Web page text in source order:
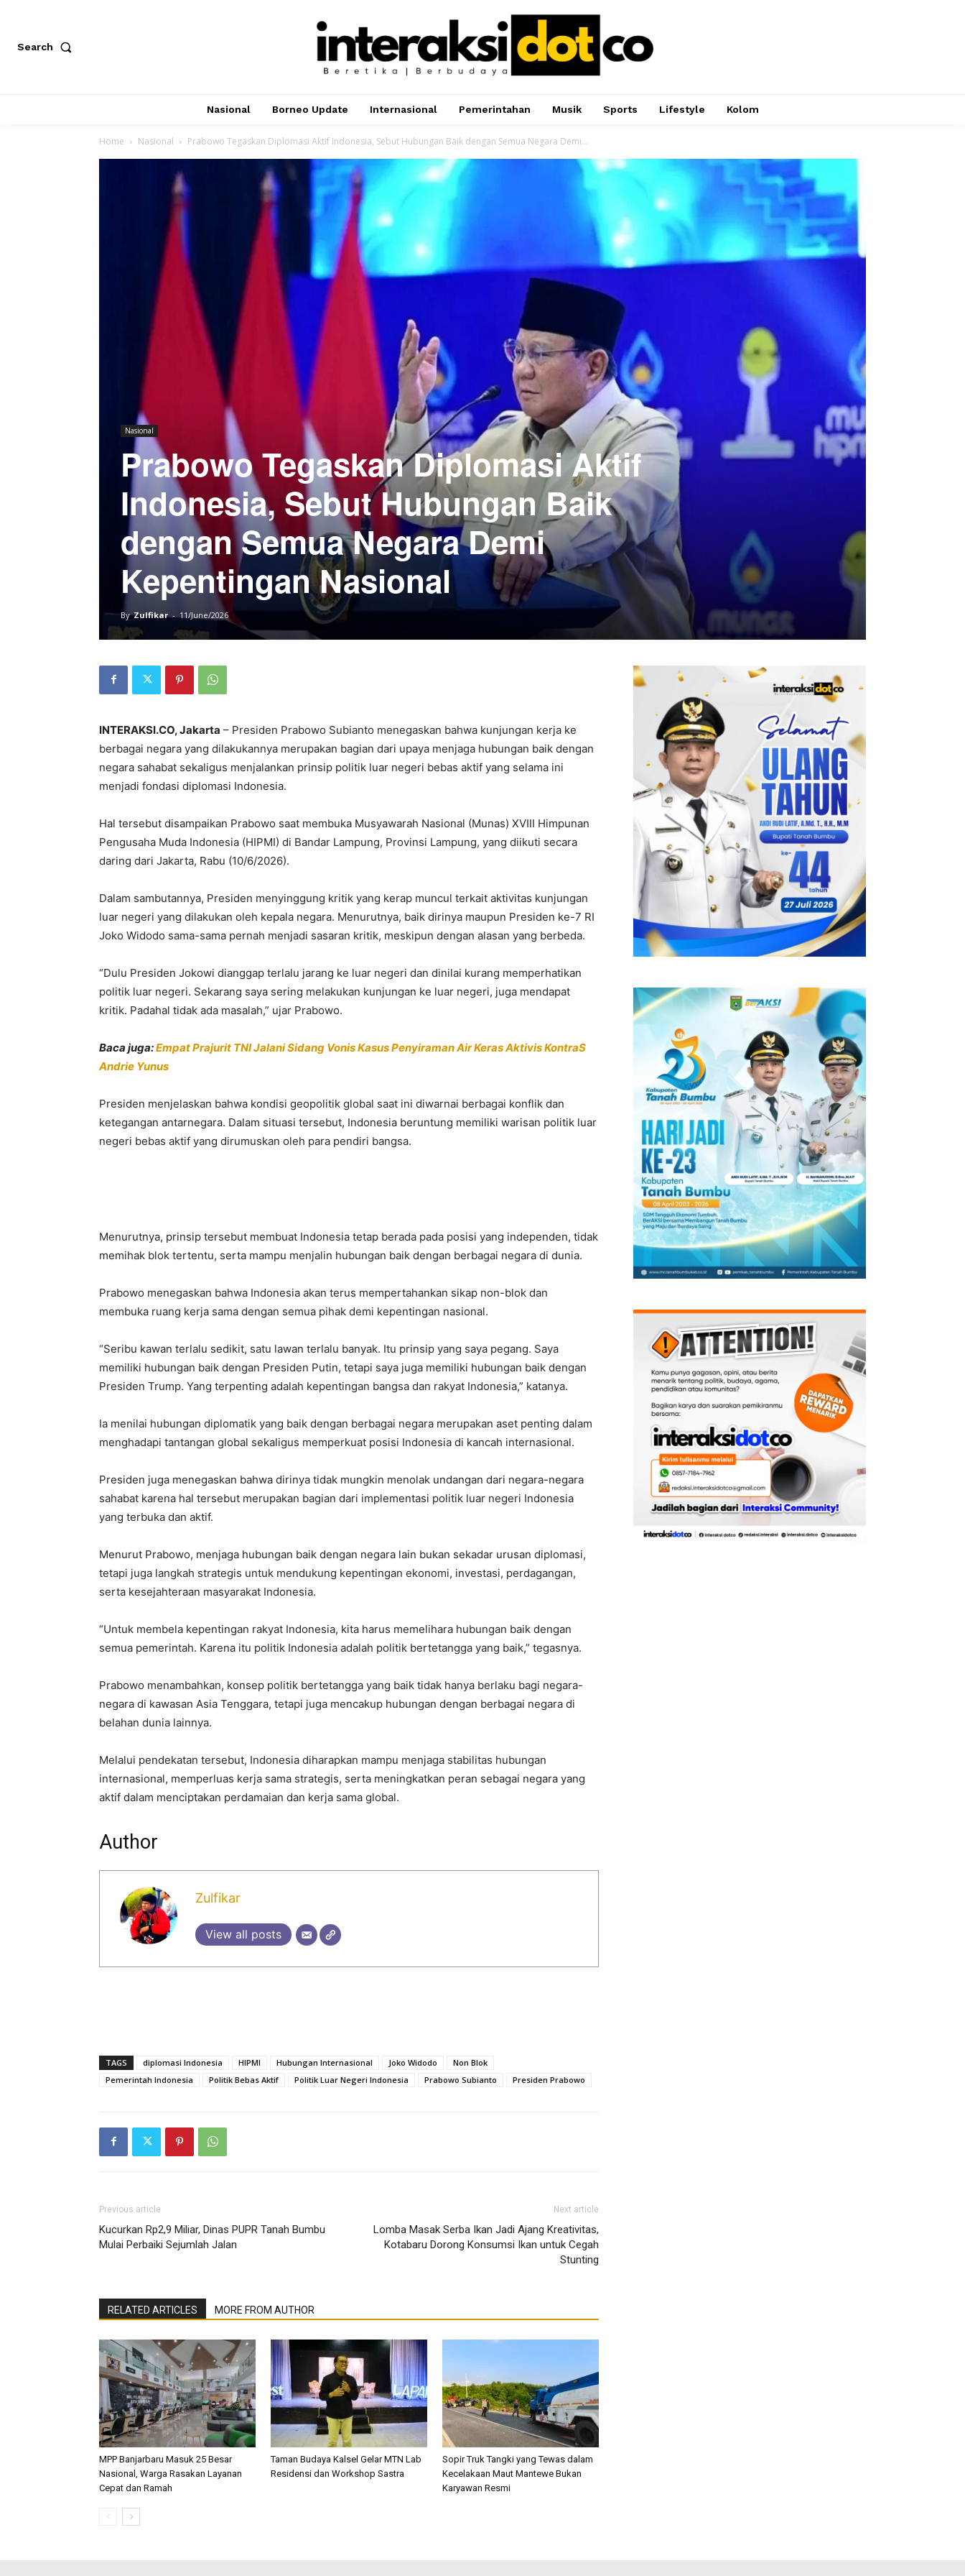
Search
Nasional Borneo Update Internasional Pemerintahan Musik Sports Lifestyle Kolom
Home Nasional Prabowo Tegaskan Diplomasi Aktif Indonesia, Sebut Hubungan Baik dengan Semua Negara Demi...
Nasional
Prabowo Tegaskan Diplomasi Aktif
Indonesia, Sebut Hubungan Baik
dengan Semua Negara Demi
Kepentingan Nasional
By Zulfikar - 11/June/2026
INTERAKSI.CO, Jakarta – Presiden Prabowo Subianto menegaskan bahwa kunjungan kerja ke
berbagai negara yang dilakukannya merupakan bagian dari upaya menjaga hubungan baik dengan
negara sahabat sekaligus menjalankan prinsip politik luar negeri bebas aktif yang selama ini
menjadi fondasi diplomasi Indonesia.
Hal tersebut disampaikan Prabowo saat membuka Musyawarah Nasional (Munas) XVIII Himpunan
Pengusaha Muda Indonesia (HIPMI) di Bandar Lampung, Provinsi Lampung, yang diikuti secara
daring dari Jakarta, Rabu (10/6/2026).
Dalam sambutannya, Presiden menyinggung kritik yang kerap muncul terkait aktivitas kunjungan
luar negeri yang dilakukan oleh kepala negara. Menurutnya, baik dirinya maupun Presiden ke-7 RI
Joko Widodo sama-sama pernah menjadi sasaran kritik, meskipun dengan alasan yang berbeda.
“Dulu Presiden Jokowi dianggap terlalu jarang ke luar negeri dan dinilai kurang memperhatikan
politik luar negeri. Sekarang saya sering melakukan kunjungan ke luar negeri, juga mendapat
kritik. Padahal tidak ada masalah,” ujar Prabowo.
Baca juga:Empat Prajurit TNI Jalani Sidang Vonis Kasus Penyiraman Air Keras Aktivis KontraS
Andrie Yunus
Presiden menjelaskan bahwa kondisi geopolitik global saat ini diwarnai berbagai konflik dan
ketegangan antarnegara. Dalam situasi tersebut, Indonesia beruntung memiliki warisan politik luar
negeri bebas aktif yang dirumuskan oleh para pendiri bangsa.
Menurutnya, prinsip tersebut membuat Indonesia tetap berada pada posisi yang independen, tidak
memihak blok tertentu, serta mampu menjalin hubungan baik dengan berbagai negara di dunia.
Prabowo menegaskan bahwa Indonesia akan terus mempertahankan sikap non-blok dan
membuka ruang kerja sama dengan semua pihak demi kepentingan nasional.
“Seribu kawan terlalu sedikit, satu lawan terlalu banyak. Itu prinsip yang saya pegang. Saya
memiliki hubungan baik dengan Presiden Putin, tetapi saya juga memiliki hubungan baik dengan
Presiden Trump. Yang terpenting adalah kepentingan bangsa dan rakyat Indonesia,” katanya.
Ia menilai hubungan diplomatik yang baik dengan berbagai negara merupakan aset penting dalam
menghadapi tantangan global sekaligus memperkuat posisi Indonesia di kancah internasional.
Presiden juga menegaskan bahwa dirinya tidak mungkin menolak undangan dari negara-negara
sahabat karena hal tersebut merupakan bagian dari implementasi politik luar negeri Indonesia
yang terbuka dan aktif.
Menurut Prabowo, menjaga hubungan baik dengan negara lain bukan sekadar urusan diplomasi,
tetapi juga langkah strategis untuk mendukung kepentingan ekonomi, investasi, perdagangan,
serta kesejahteraan masyarakat Indonesia.
“Untuk membela kepentingan rakyat Indonesia, kita harus memelihara hubungan baik dengan
semua pemerintah. Karena itu politik Indonesia adalah politik bertetangga yang baik,” tegasnya.
Prabowo menambahkan, konsep politik bertetangga yang baik tidak hanya berlaku bagi negara-
negara di kawasan Asia Tenggara, tetapi juga mencakup hubungan dengan berbagai negara di
belahan dunia lainnya.
Melalui pendekatan tersebut, Indonesia diharapkan mampu menjaga stabilitas hubungan
internasional, memperluas kerja sama strategis, serta meningkatkan peran sebagai negara yang
aktif dalam menciptakan perdamaian dan kerja sama global.
Author
Zulfikar
View all posts
TAGS diplomasi Indonesia HIPMI Hubungan Internasional Joko Widodo
Non Blok
Pemerintah Indonesia
Politik Bebas Aktif Politik Luar Negeri Indonesia Prabowo Subianto Presiden Prabowo
Previous article
Kucurkan Rp2,9 Miliar, Dinas PUPR Tanah Bumbu
Mulai Perbaiki Sejumlah Jalan
Next article
Lomba Masak Serba Ikan Jadi Ajang Kreativitas,
Kotabaru Dorong Konsumsi Ikan untuk Cegah
Stunting
RELATED ARTICLES MORE FROM AUTHOR
MPP Banjarbaru Masuk 25 Besar
Nasional, Warga Rasakan Layanan
Cepat dan Ramah
Taman Budaya Kalsel Gelar MTN Lab
Residensi dan Workshop Sastra
Sopir Truk Tangki yang Tewas dalam
Kecelakaan Maut Mantewe Bukan
Karyawan Resmi